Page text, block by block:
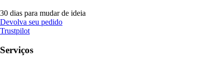
30 dias para mudar de ideia
Devolva seu pedido
Trustpilot
Serviços